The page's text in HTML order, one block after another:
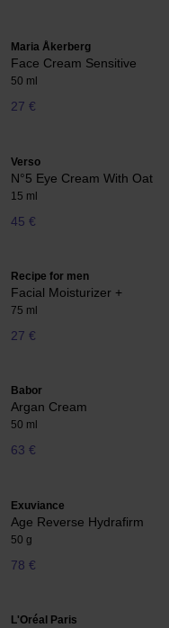
Maria Åkerberg
Face Cream Sensitive
50 ml
27 €
Verso
N°5 Eye Cream With Oat
15 ml
45 €
Recipe for men
Facial Moisturizer +
75 ml
27 €
Babor
Argan Cream
50 ml
63 €
Exuviance
Age Reverse Hydrafirm
50 g
78 €
L'Oréal Paris